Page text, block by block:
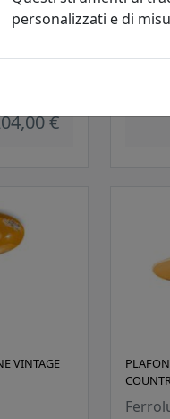
VINTAGE
€
VINTAGE
personalizzati e di